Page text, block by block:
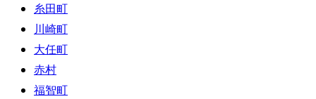
糸田町
川崎町
大任町
赤村
福智町